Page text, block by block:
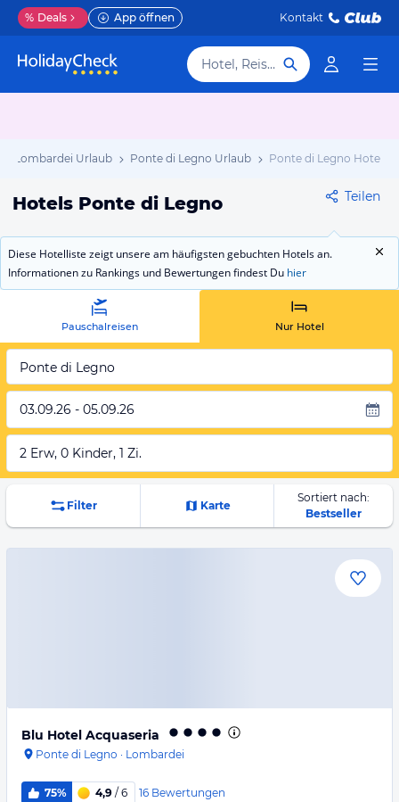
% Deals App öffnen Kontakt
Hotel, Reiseziel
Lombardei Urlaub Ponte di Legno Urlaub Ponte di Legno Hotels
Hotels Ponte di Legno Teilen
Diese Hotelliste zeigt unsere am häufigsten gebuchten Hotels an.
Informationen zu Rankings und Bewertungen findest Du hier
Pauschalreisen Nur Hotel
Ponte di Legno
03.09.26 - 05.09.26
2 Erw, 0 Kinder, 1 Zi.
Filter Karte
Sortiert nach:
Bestseller
Blu Hotel Acquaseria
Ponte di Legno · Lombardei
75% 4,9 / 6 16 Bewertungen